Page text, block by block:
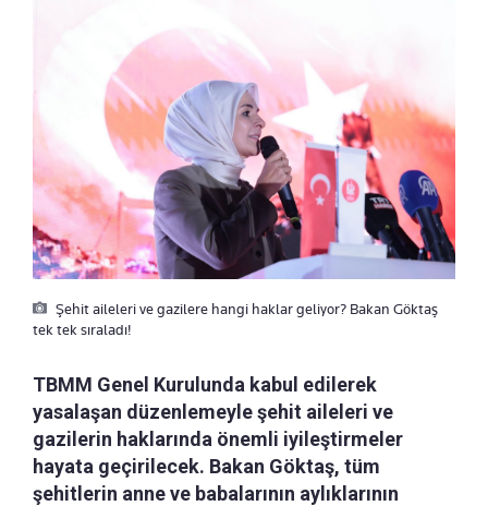
Şehit aileleri ve gazilere hangi haklar geliyor? Bakan Göktaş
tek tek sıraladı!
TBMM Genel Kurulunda kabul edilerek
yasalaşan düzenlemeyle şehit aileleri ve
gazilerin haklarında önemli iyileştirmeler
hayata geçirilecek. Bakan Göktaş, tüm
şehitlerin anne ve babalarının aylıklarının